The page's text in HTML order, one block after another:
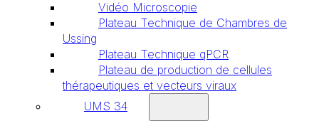
Vidéo Microscopie
Plateau Technique de Chambres de
Ussing
Plateau Technique qPCR
Plateau de production de cellules
thérapeutiques et vecteurs viraux
UMS 34